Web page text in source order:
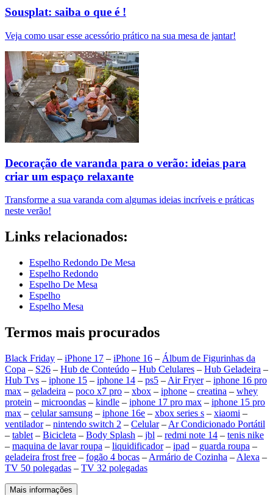
Sousplat: saiba o que é !
Veja como usar esse acessório prático na sua mesa de jantar!
Decoração de varanda para o verão: ideias para
criar um espaço relaxante
Transforme a sua varanda com algumas ideias incríveis e práticas
neste verão!
Links relacionados:
Espelho Redondo De Mesa
Espelho Redondo
Espelho De Mesa
Espelho
Espelho Mesa
Termos mais procurados
Black Friday – iPhone 17 – iPhone 16 – Álbum de Figurinhas da
Copa – S26 – Hub de Conteúdo – Hub Celulares – Hub Geladeira –
Hub Tvs – iphone 15 – iphone 14 – ps5 – Air Fryer– iphone 16 pro
max – geladeira – poco x7 pro – xbox – iphone – creatina – whey
protein – microondas – kindle – iphone 17 pro max – iphone 15 pro
max – celular samsung – iphone 16e – xbox series s – xiaomi –
ventilador– nintendo switch 2 – Celular– Ar Condicionado Portátil
– tablet – Bicicleta – Body Splash – jbl – redmi note 14 – tenis nike
– maquina de lavar roupa – liquidificador– ipad – guarda roupa –
geladeira frost free – fogão 4 bocas – Armário de Cozinha – Alexa –
TV 50 polegadas – TV 32 polegadas
Mais informações